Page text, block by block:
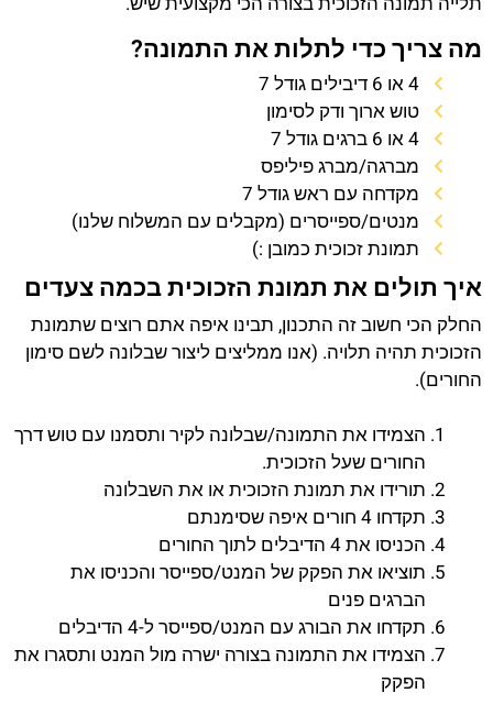
מה צריך כדי לתלות את התמונה?
4 או 6 דיבילים גודל 7
טוש ארוך ודק לסימון
4 או 6 ברגים גודל 7
מברגה/מברג פיליפס
מקדחה עם ראש גודל 7
מנטים/ספייסרים (מקבלים עם המשלוח שלנו)
תמונת זכוכית כמובן :)
איך תולים את תמונת הזכוכית בכמה צעדים
החלק הכי חשוב זה התכנון, תבינו איפה אתם רוצים שתמונת
הזכוכית תהיה תלויה. (אנו ממליצים ליצור שבלונה לשם סימון
החורים).
הצמידו את התמונה/שבלונה לקיר ותסמנו עם טוש דרך
החורים שעל הזכוכית.
תורידו את תמונת הזכוכית או את השבלונה
תקדחו 4 חורים איפה שסימנתם
הכניסו את 4 הדיבלים לתוך החורים
תוציאו את הפקק של המנט/ספייסר והכניסו את
הברגים פנים
תקדחו את הבורג עם המנט/ספייסר ל-4 הדיבלים
הצמידו את התמונה בצורה ישרה מול המנט ותסגרו את
הפקק